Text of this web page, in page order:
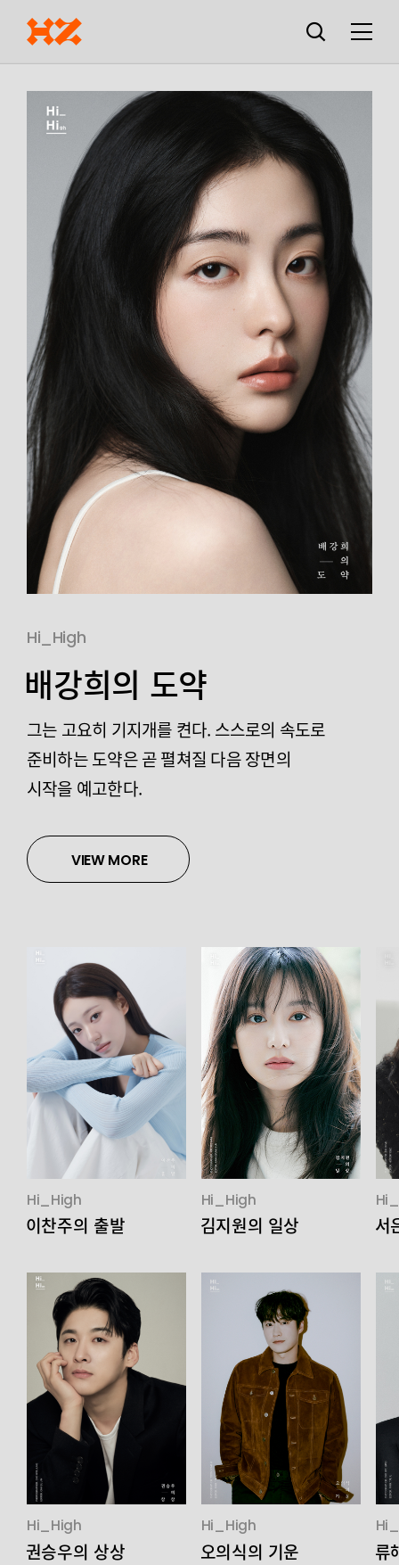
검색창
열기
메뉴
Hi_High
배강희의 도약
그는 고요히 기지개를 켠다. 스스로의 속도로
준비하는 도약은곧 펼쳐질 다음 장면의
시작을 예고한다.
VIEW MORE
Hi_High
이찬주의 출발
Hi_High
권승우의 상상
Hi_High
김지원의 일상
Hi_High
오의식의 기운
서
류